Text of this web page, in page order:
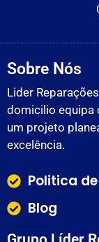
Sobre Nós
Lider
domicilio equipa
um projeto
excelência.
Politica
Blog